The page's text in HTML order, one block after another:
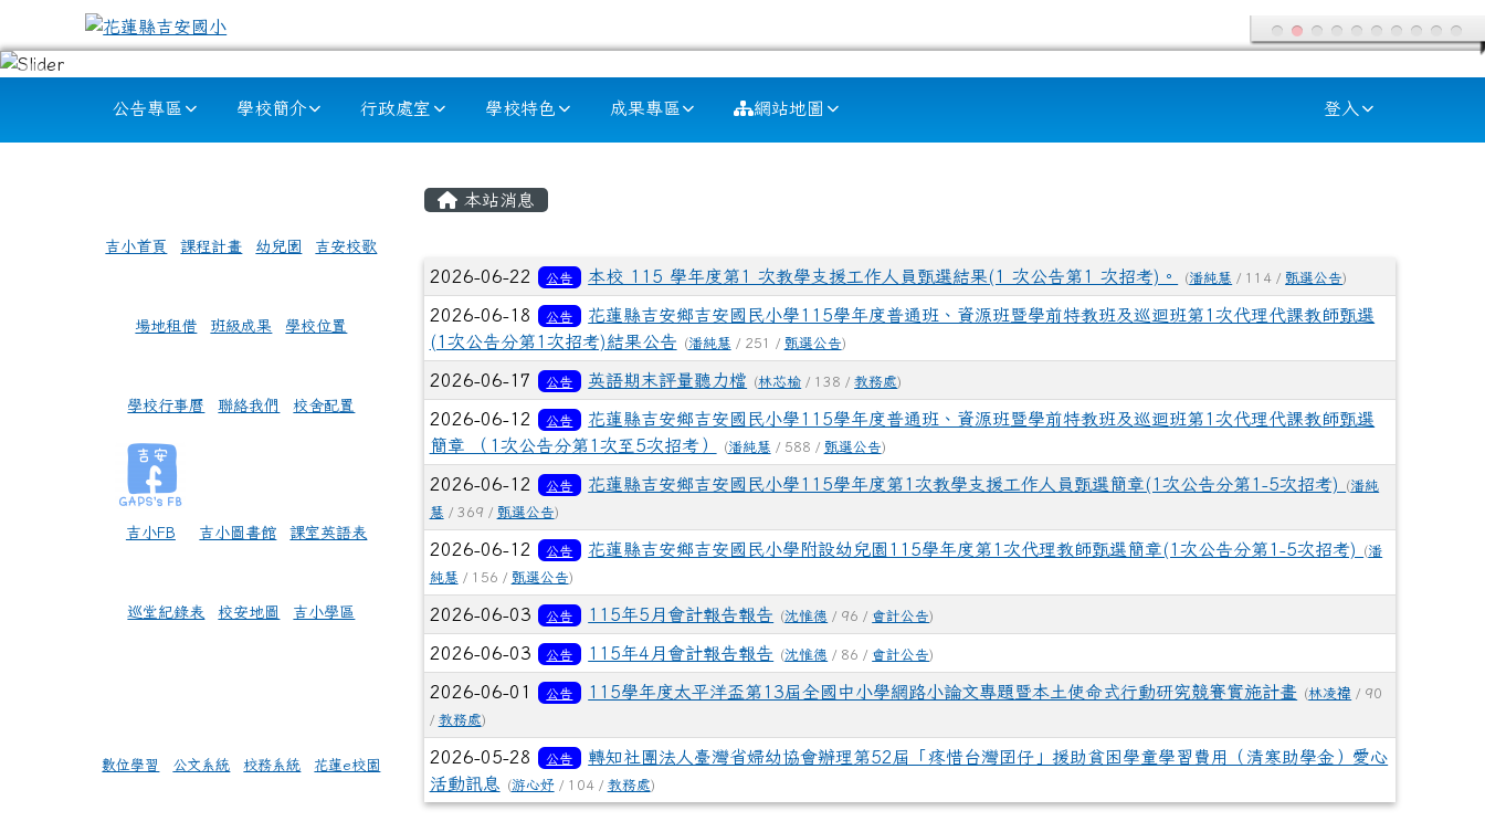
跳至主內容區
花蓮縣吉安國小
公告專區 學校簡介 行政處室 學校特色 成果專區 網站地圖 登入
吉小首頁 課程計畫 幼兒園 吉安校歌
場地租借 班級成果 學校位置
學校行事曆 聯絡我們 校舍配置
吉小FB 吉小圖書館 課室英語表
巡堂紀錄表 校安地圖 吉小學區
數位學習 公文系統 校務系統 花蓮e校園
主內容區域
本站消息
文章列表
2026-06-22 公告 本校 115 學年度第1 次教學支援工作人員甄選結果(1 次公告第1 次招考)。 (潘純慧 / 114 / 甄選公告)
2026-06-18 公告
花蓮縣吉安鄉吉安國民小學115學年度普通班、資源班暨學前特教班及巡迴班第1次代理代課教師甄選
(1次公告分第1次招考)結果公告
(潘純慧 / 251 / 甄選公告)
2026-06-17 公告 英語期末評量聽力檔 (林芯榆 / 138 /教務處)
2026-06-12 公告
花蓮縣吉安鄉吉安國民小學115學年度普通班、資源班暨學前特教班及巡迴班第1次代理代課教師甄選
簡章 （1次公告分第1次至5次招考）
(潘純慧 / 588 / 甄選公告)
2026-06-12 公告 花蓮縣吉安鄉吉安國民小學115學年度第1次教學支援工作人員甄選簡章(1次公告分第1-5次招考) (潘純
慧 / 369 / 甄選公告)
2026-06-12 公告 花蓮縣吉安鄉吉安國民小學附設幼兒園115學年度第1次代理教師甄選簡章(1次公告分第1-5次招考) (潘
純慧 / 156 / 甄選公告)
2026-06-03 公告 115年5月會計報告報告 (沈惟德 / 96 /會計公告)
2026-06-03 公告 115年4月會計報告報告 (沈惟德 / 86 /會計公告)
2026-06-01 公告 115學年度太平洋盃第13屆全國中小學網路小論文專題暨本土使命式行動研究競賽實施計畫 (林凌禕 / 90
/ 教務處)
2026-05-28 公告
轉知社團法人臺灣省婦幼協會辦理第52屆「疼惜台灣囝仔」援助貧困學童學習費用（清寒助學金）愛心
活動訊息
(游心妤/ 104 / 教務處)